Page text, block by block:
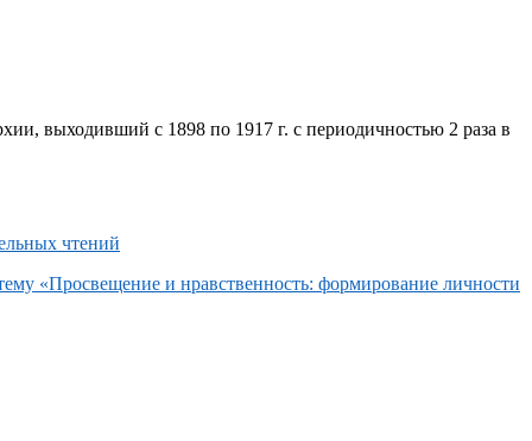
выходивший с 1898 по 1917 г. с периодичностью 2 раза в
«Просвещение и нравственность: формирование личности